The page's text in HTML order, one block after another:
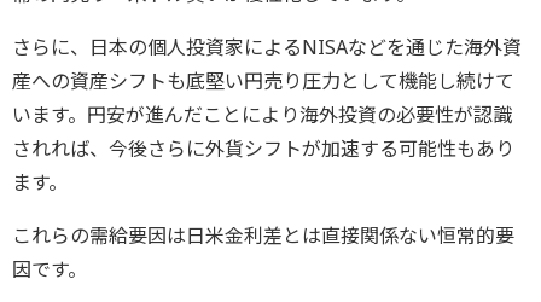
さらに、日本の個人投資家によるNISAなどを通じた海外資
産への資産シフトも底堅い円売り圧力として機能し続けて
います。円安が進んだことにより海外投資の必要性が認識
されれば、今後さらに外貨シフトが加速する可能性もあり
ます。
これらの需給要因は日米金利差とは直接関係ない恒常的要
因です。